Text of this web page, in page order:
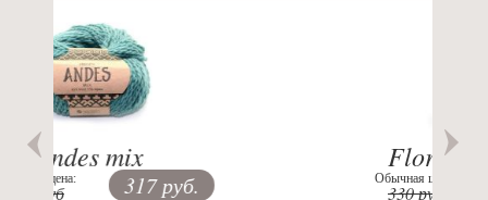
Обычная цена:
330 руб